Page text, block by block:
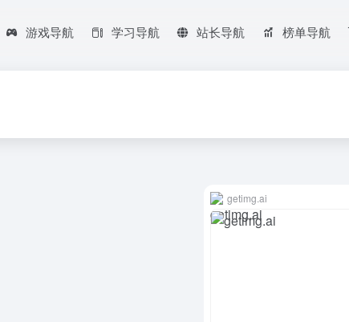
游戏导航 学习导航 站长导航 榜单导航
getimg.ai